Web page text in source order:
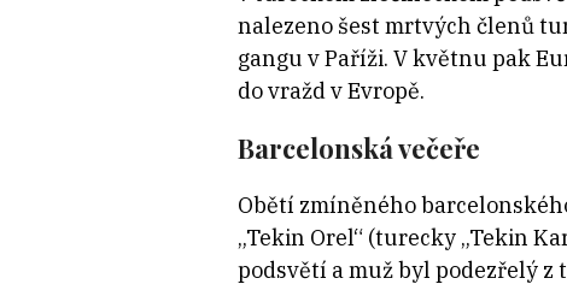
nalezeno šest mrtvých členů
gangu v Paříži. V květnu pak
do vražd v Evropě.
Barcelonská večeře
Obětí zmíněného
„Tekin Orel“ (turecky „Tekin
podsvětí a muž byl podezřelý z